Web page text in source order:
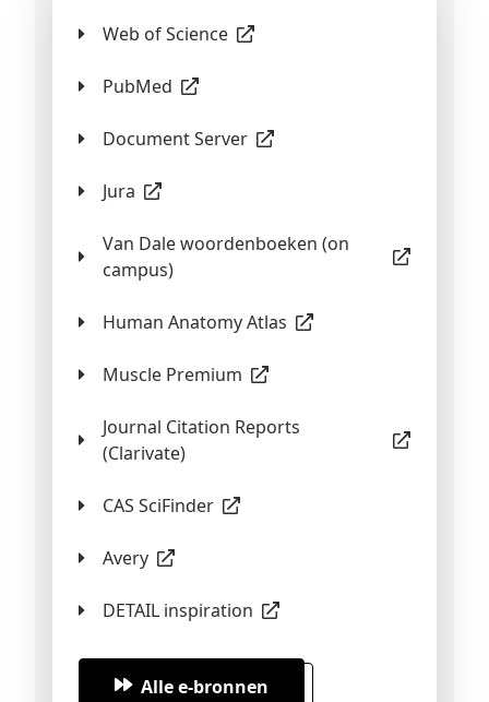
Web of Science
PubMed
Document Server
Jura
Van Dale woordenboeken (on
campus)
Human Anatomy Atlas
Muscle Premium
Journal Citation Reports
(Clarivate)
CAS SciFinder
Avery
DETAIL inspiration
Alle e-bronnen